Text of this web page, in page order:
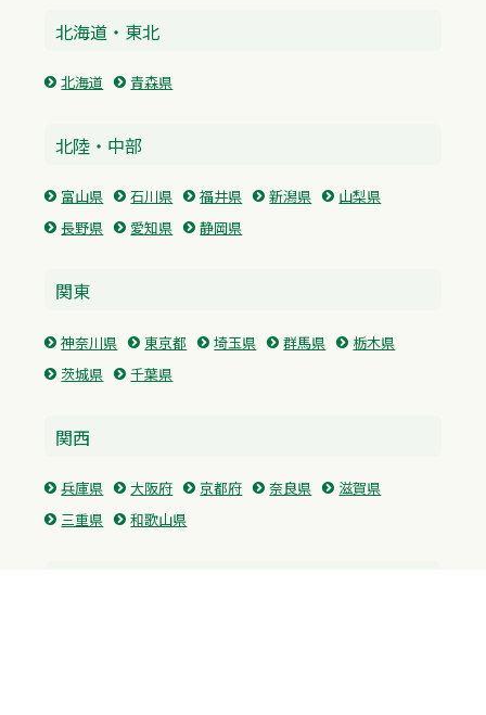
北海道・東北
北海道 青森県
北陸・中部
富山県 石川県 福井県 新潟県
山梨県
長野県
愛知県 静岡県
関東
神奈川県 東京都 埼玉県 群馬県
栃木県
茨城県
千葉県
関西
兵庫県 大阪府 京都府 奈良県
滋賀県
三重県
和歌山県